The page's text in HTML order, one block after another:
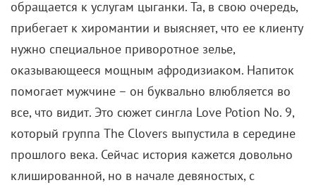
обращается к услугам цыганки. Та, в свою очередь,
прибегает к хиромантии и выясняет, что ее клиенту
нужно специальное приворотное зелье,
оказывающееся мощным афродизиаком. Напиток
помогает мужчине – он буквально влюбляется во
все, что видит. Это сюжет сингла Love Potion No. 9,
который группа The Clovers выпустила в середине
прошлого века. Сейчас история кажется довольно
клишированной, но в начале девяностых, с